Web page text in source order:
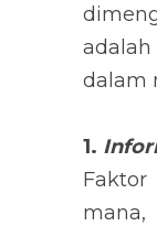
dalam
1.
Faktor